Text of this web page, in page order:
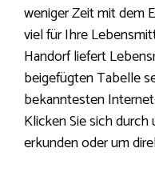
weniger Zeit mit dem
viel für Ihre
Handorf liefert
beigefügten Tabelle
bekanntesten
Klicken Sie sich
erkunden oder um